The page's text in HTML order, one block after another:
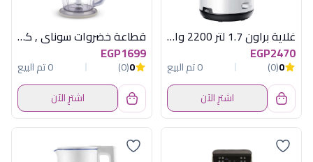
غلاية براون 1.7 لتر 2200 وات ابيض
EGP2470
0
(0)
0 تم البيع
اشترِ الآن
قطاعة خضروات سوناي , كواترو ,550 وات , 1500 ملي , 2 شفرة قابلة للفك SH-650
EGP1699
0
(0)
0 تم البيع
اشترِ الآن